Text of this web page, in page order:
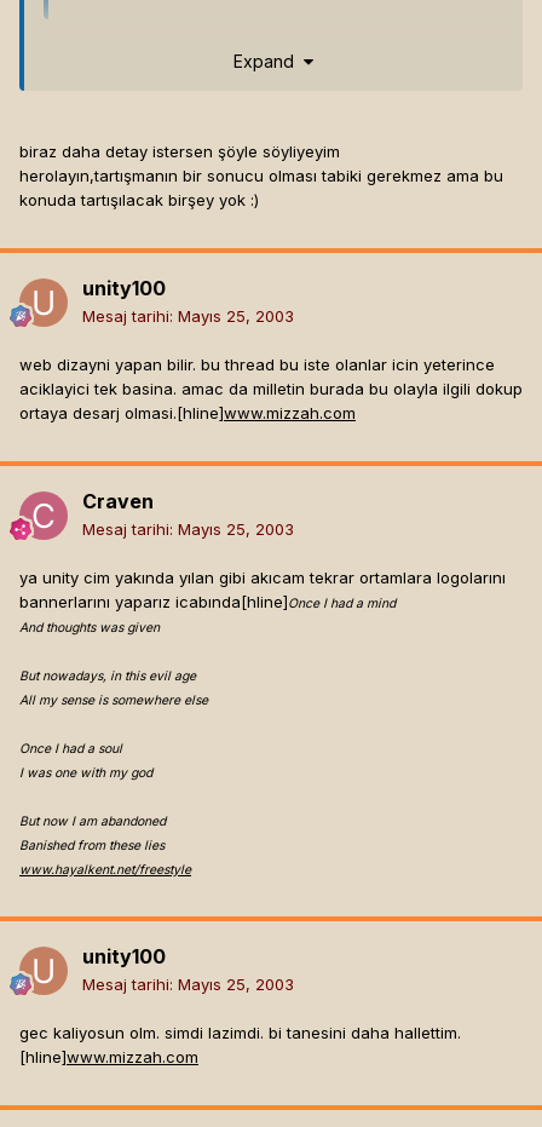
olmasımı lazım[hline]IpAdresimNe.Com
Matrix Code System
KomiterGosudarstvennoiBezopasnosti
Expand
biraz daha detay istersen şöyle söyliyeyim
herolayın,tartışmanın bir sonucu olması tabiki gerekmez ama bu
konuda tartışılacak birşey yok :)
unity100
Mesaj tarihi: Mayıs 25, 2003
web dizayni yapan bilir. bu thread bu iste olanlar icin yeterince
aciklayici tek basina. amac da milletin burada bu olayla ilgili dokup
ortaya desarj olmasi.[hline]www.mizzah.com
Craven
Mesaj tarihi: Mayıs 25, 2003
ya unity cim yakında yılan gibi akıcam tekrar ortamlara logolarını
bannerlarını yaparız icabında[hline]Once I had a mind
And thoughts was given
But nowadays, in this evil age
All my sense is somewhere else
Once I had a soul
I was one with my god
But now I am abandoned
Banished from these lies
www.hayalkent.net/freestyle
unity100
Mesaj tarihi: Mayıs 25, 2003
gec kaliyosun olm. simdi lazimdi. bi tanesini daha hallettim.
[hline]www.mizzah.com